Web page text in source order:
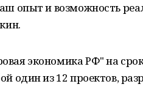
опыт и возможность
экономика РФ" на
один из 12 проектов,